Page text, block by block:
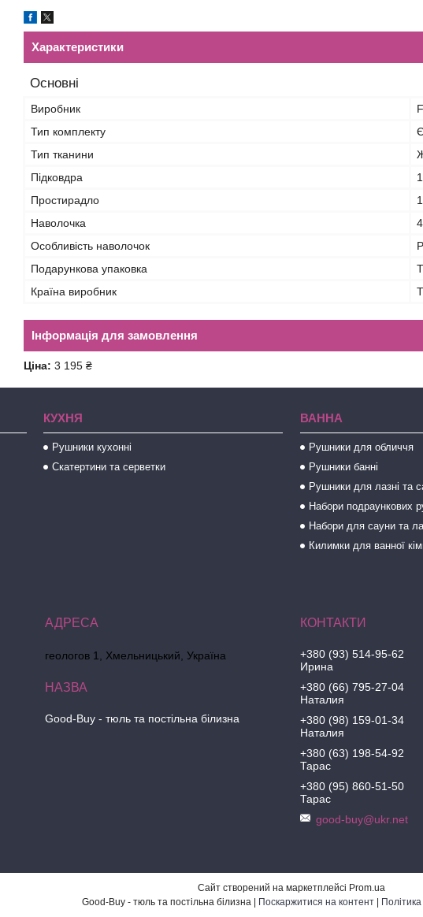
Характеристики
Основні
Виробник
Тип комплекту
Тип тканини
Підковдра
Простирадло
Наволочка
Особливість наволочок
Подарункова упаковка
Країна виробник
Інформація для замовлення
Ціна: 3 195 ₴
КУХНЯ
Рушники кухонні
Скатертини та серветки
ВАННА
Рушники для обличчя
Рушники банні
Рушники для лазні та
Набори подраункових
Набори для сауни та
Килимки для ванної
геологов 1, Хмельницький, Україна
Good-Buy - тюль та постільна білизна
+380 (93) 514-95-62
Ирина
+380 (66) 795-27-04
Наталия
+380 (98) 159-01-34
Наталия
+380 (63) 198-54-92
Тарас
+380 (95) 860-51-50
Тарас
good-buy@ukr.net
Сайт створений на маркетплейсі Prom.ua
Поскаржитися на контент